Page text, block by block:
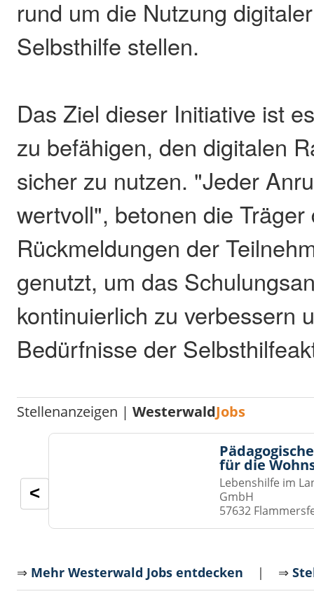
rund um die Nutzung
Selbsthilfe stellen.
Das Ziel dieser Initiative ist
zu befähigen, den digitalen
sicher zu nutzen. "Jeder
wertvoll", betonen die
Rückmeldungen der
genutzt, um das
kontinuierlich zu verbessern
Bedürfnisse der
Stellenanzeigen |WesterwaldJobs
für die
Lebenshilfe im
GmbH
57632
<
⇒ Mehr Westerwald Jobs entdecken | ⇒